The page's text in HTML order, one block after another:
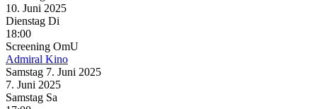
10. Juni 2025
Dienstag Di
18:00
Screening OmU
Admiral Kino
Samstag 7. Juni 2025
7. Juni 2025
Samstag Sa